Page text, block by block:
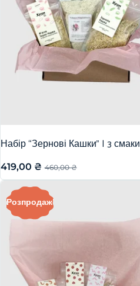
Набір “Зернові Кашки” | 3 смаки
460,00₴
419,00 ₴
Розпродаж!